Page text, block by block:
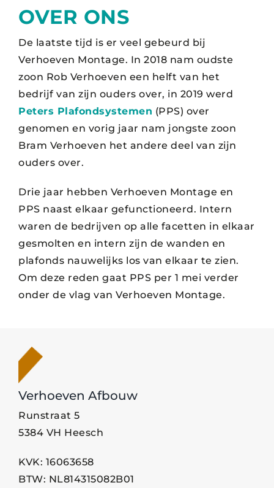
OVER ONS
De laatste tijd is er veel gebeurd bij
Verhoeven Montage. In 2018 nam oudste
zoon Rob Verhoeven een helft van het
bedrijf van zijn ouders over, in 2019 werd
Peters Plafondsystemen (PPS) over
genomen en vorig jaar nam jongste zoon
Bram Verhoeven het andere deel van zijn
ouders over.
Drie jaar hebben Verhoeven Montage en
PPS naast elkaar gefunctioneerd. Intern
waren de bedrijven op alle facetten in elkaar
gesmolten en intern zijn de wanden en
plafonds nauwelijks los van elkaar te zien.
Om deze reden gaat PPS per 1 mei verder
onder de vlag van Verhoeven Montage.
Verhoeven Afbouw
Runstraat 5
5384 VH Heesch
KVK: 16063658
BTW: NL814315082B01